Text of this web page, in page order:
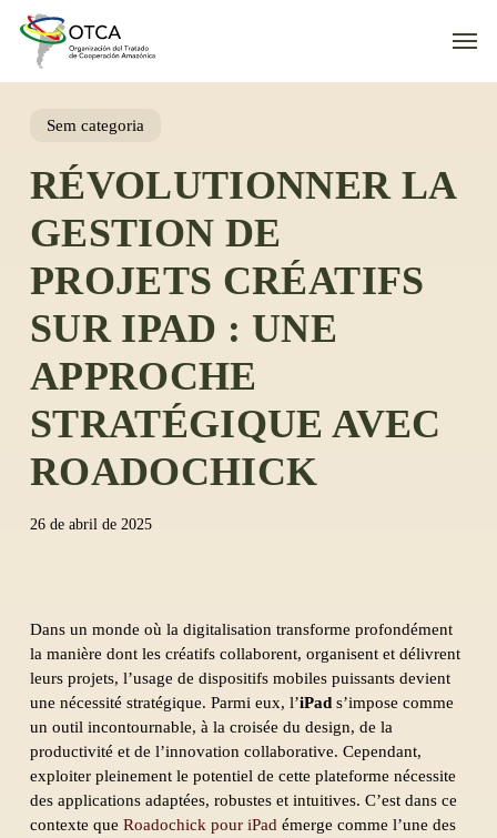
content
Menu
Sem categoria
RÉVOLUTIONNER LA
GESTION DE
PROJETS CRÉATIFS
SUR IPAD : UNE
APPROCHE
STRATÉGIQUE AVEC
ROADOCHICK
26 de abril de 2025
Dans un monde où la digitalisation transforme profondément
la manière dont les créatifs collaborent, organisent et délivrent
leurs projets, l’usage de dispositifs mobiles puissants devient
une nécessité stratégique. Parmi eux, l’iPads’impose comme
un outil incontournable, à la croisée du design, de la
productivité et de l’innovation collaborative. Cependant,
exploiter pleinement le potentiel de cette plateforme nécessite
des applications adaptées, robustes et intuitives. C’est dans ce
contexte que Roadochick pour iPad émerge comme l’une des